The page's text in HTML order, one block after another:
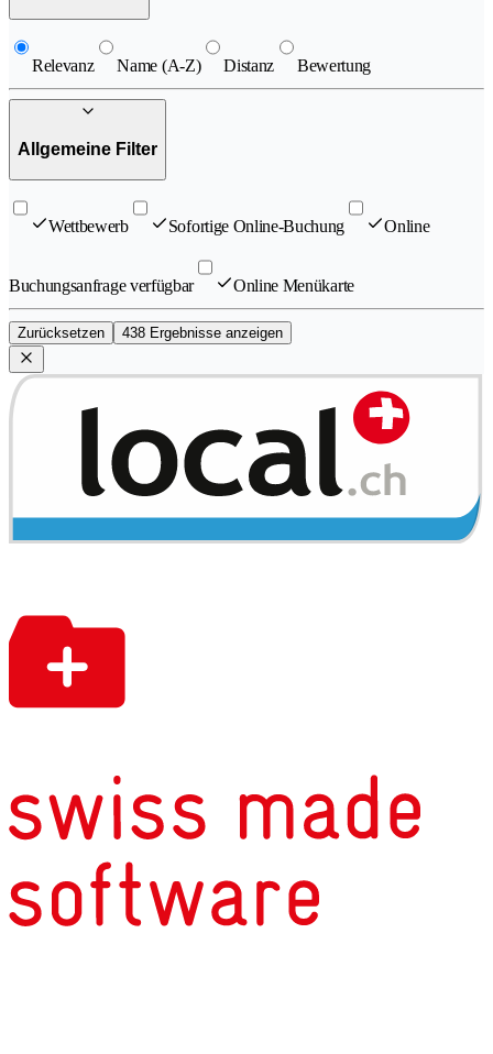
Relevanz Name (A-Z) Distanz Bewertung
Allgemeine Filter
Wettbewerb Sofortige Online-Buchung Online
Buchungsanfrage verfügbar Online Menükarte
Zurücksetzen 438 Ergebnisse anzeigen